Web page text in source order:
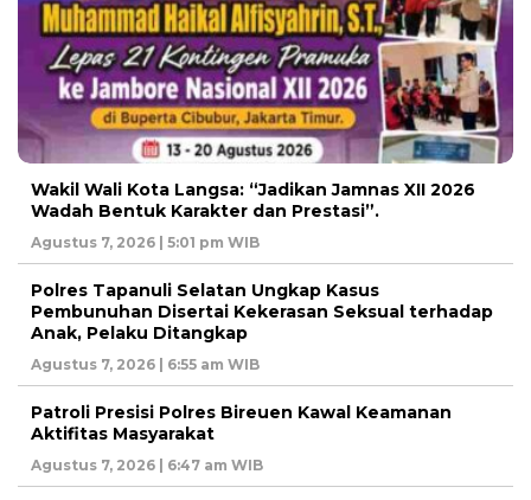
Wakil Wali Kota Langsa: “Jadikan Jamnas XII 2026
Wadah Bentuk Karakter dan Prestasi”.
Agustus 7, 2026 | 5:01 pm WIB
Polres Tapanuli Selatan Ungkap Kasus
Pembunuhan Disertai Kekerasan Seksual terhadap
Anak, Pelaku Ditangkap
Agustus 7, 2026 | 6:55 am WIB
Patroli Presisi Polres Bireuen Kawal Keamanan
Aktifitas Masyarakat
Agustus 7, 2026 | 6:47 am WIB